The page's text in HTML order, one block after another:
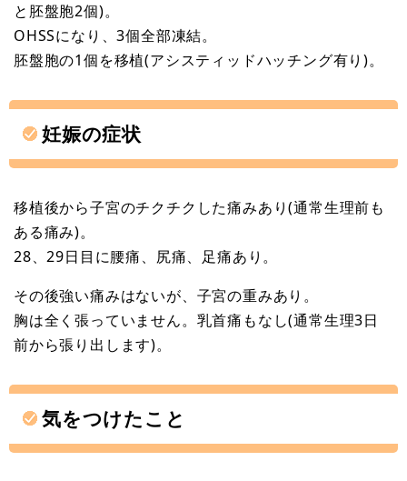
と胚盤胞2個)。
OHSSになり、3個全部凍結。
胚盤胞の1個を移植(アシスティッドハッチング有り)。
妊娠の症状
移植後から子宮のチクチクした痛みあり(通常生理前も
ある痛み)。
28、29日目に腰痛、尻痛、足痛あり。
その後強い痛みはないが、子宮の重みあり。
胸は全く張っていません。乳首痛もなし(通常生理3日
前から張り出します)。
気をつけたこと